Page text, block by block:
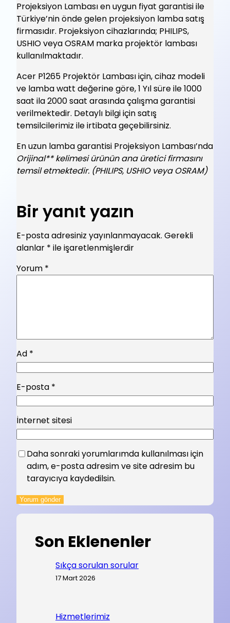
Projeksiyon Lambası en uygun fiyat garantisi ile
Türkiye’nin önde gelen projeksiyon lamba satış
firmasıdır. Projeksiyon cihazlarında; PHILIPS,
USHIO veya OSRAM marka projektör lambası
kullanılmaktadır.
Acer P1265 Projektör Lambası için, cihaz modeli
ve lamba watt değerine göre, 1 Yıl süre ile 1000
saat ila 2000 saat arasında çalışma garantisi
verilmektedir. Detaylı bilgi için satış
temsilcilerimiz ile irtibata geçebilirsiniz.
En uzun lamba garantisi Projeksiyon Lambası’nda
Orijinal** kelimesi ürünün ana üretici firmasını
temsil etmektedir. (PHILIPS, USHIO veya OSRAM)
Bir yanıt yazın
E-posta adresiniz yayınlanmayacak. Gerekli
alanlar * ile işaretlenmişlerdir
Yorum *
Ad *
E-posta *
İnternet sitesi
Daha sonraki yorumlarımda kullanılması için
adım, e-posta adresim ve site adresim bu
tarayıcıya kaydedilsin.
Son Eklenenler
Sıkça sorulan sorular
17 Mart 2026
Hizmetlerimiz